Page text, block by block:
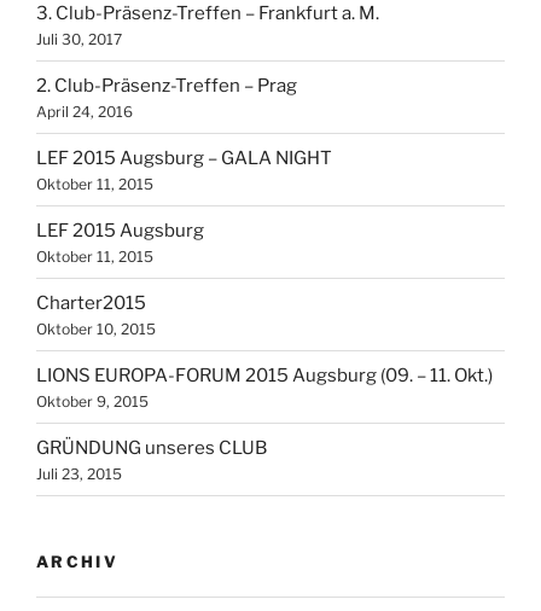
3. Club-Präsenz-Treffen – Frankfurt a. M.
Juli 30, 2017
2. Club-Präsenz-Treffen – Prag
April 24, 2016
LEF 2015 Augsburg – GALA NIGHT
Oktober 11, 2015
LEF 2015 Augsburg
Oktober 11, 2015
Charter2015
Oktober 10, 2015
LIONS EUROPA-FORUM 2015 Augsburg (09. – 11. Okt.)
Oktober 9, 2015
GRÜNDUNG unseres CLUB
Juli 23, 2015
ARCHIV